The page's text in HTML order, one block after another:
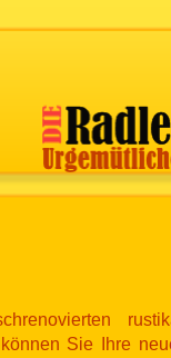
Sie Ihre